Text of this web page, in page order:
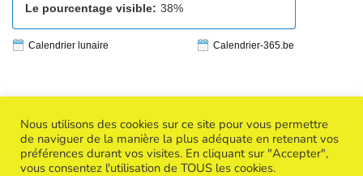
Le pourcentage visible: 38%
Calendrier lunaire Calendrier-365.be
Copyright © 2026Success Creative Woman| Powered by
Nous utilisons des cookies sur ce site pour vous permettre
de naviguer de la manière la plus adéquate en retenant vos
préférences durant vos visites. En cliquant sur "Accepter",
vous consentez l'utilisation de TOUS les cookies.